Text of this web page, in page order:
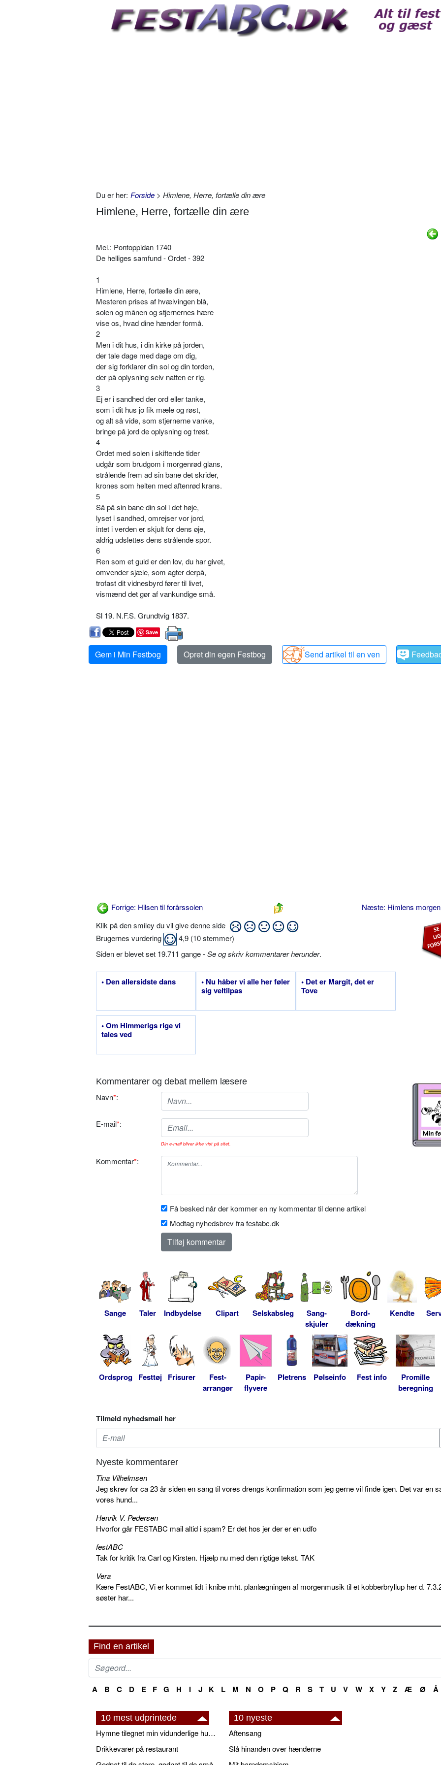
Du er her: Forside > Himlene, Herre, fortælle din ære
Himlene, Herre, fortælle din ære
Mel.: Pontoppidan 1740
De helliges samfund - Ordet - 392
1
Himlene, Herre, fortælle din ære,
Mesteren prises af hvælvingen blå,
solen og månen og stjernernes hære
vise os, hvad dine hænder formå.
2
Men i dit hus, i din kirke på jorden,
der tale dage med dage om dig,
der sig forklarer din sol og din torden,
der på oplysning selv natten er rig.
3
Ej er i sandhed der ord eller tanke,
som i dit hus jo fik mæle og røst,
og alt så vide, som stjernerne vanke,
bringe på jord de oplysning og trøst.
4
Ordet med solen i skiftende tider
udgår som brudgom i morgenrød glans,
strålende frem ad sin bane det skrider,
krones som helten med aftenrød krans.
5
Så på sin bane din sol i det høje,
lyset i sandhed, omrejser vor jord,
intet i verden er skjult for dens øje,
aldrig udslettes dens strålende spor.
6
Ren som et guld er den lov, du har givet,
omvender sjæle, som agter derpå,
trofast dit vidnesbyrd fører til livet,
vismænd det gør af vankundige små.
Sl 19. N.F.S. Grundtvig 1837.
Save
Gem i Min Festbog Opret din egen Festbog Send artikel til en ven
Forrige: Hilsen til forårssolen
Næste: Himlens
Klik på den smiley du vil give denne side
Brugernes vurdering
4,9 (10stemmer)
Siden er blevet set 19.711 gange -Se og skriv kommentarer herunder.
• Den allersidste dans
• Nu håber vi alle her føler
sig veltilpas
• Det er Margit, det er
Tove
• Om Himmerigs rige vi
tales ved
Kommentarer og debat mellem læsere
Navn*:
E-mail*:
Din e-mail bliver ikke vist på sitet.
Kommentar*:
Få besked når der kommer en ny kommentar til denne artikel
Modtag nyhedsbrev fra festabc.dk
Sange Taler Indbydelse Clipart Selskabsleg
Sang-
skjuler
Bord-
dækning
Kendte
Ordsprog Festtøj Frisurer
Fest-
arrangør
Papir-
flyvere
Pletrens Pølseinfo Fest info
Promille
beregning
Tilmeld nyhedsmail her
Nyeste kommentarer
Tina Vilhelmsen
Jeg skrev for ca 23 år siden en sang til vores drengs konfirmation som jeg gerne vil finde igen. Det var en
vores hund...
Henrik V. Pedersen
Hvorfor går FESTABC mail altid i spam? Er det hos jer der er en udfo
festABC
Tak for kritik fra Carl og Kirsten. Hjælp nu med den rigtige tekst. TAK
Vera
Kære FestABC, Vi er kommet lidt i knibe mht. planlægningen af morgenmusik til et kobberbryllup her d.
søster har...
Find en artikel
A B C D E F G H I J K L M N O P Q R S T U V W X Y Z Æ Ø Å
10 mest udprintede
Hymne tilegnet min vidunderlige husbond
Drikkevarer på restaurant
10 nyeste
Aftensang
Slå hinanden over hænderne